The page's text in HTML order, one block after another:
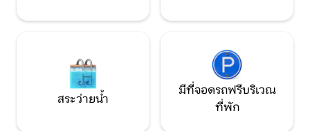
สระว่ายน้ำ
มีที่จอดรถฟรีบริเวณ
ที่พัก